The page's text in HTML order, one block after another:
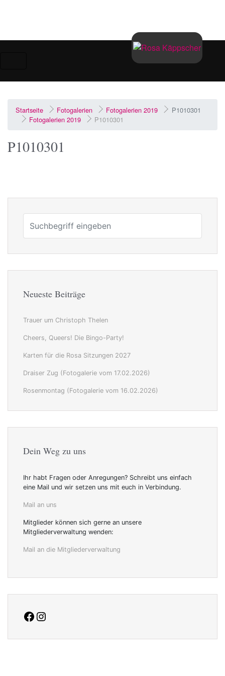
Startseite Fotogalerien Fotogalerien 2019
P1010301
Fotogalerien 2019
P1010301
P1010301
Neueste Beiträge
Trauer um Christoph Thelen
Cheers, Queers! Die Bingo-Party!
Karten für die Rosa Sitzungen 2027
Draiser Zug (Fotogalerie vom 17.02.2026)
Rosenmontag (Fotogalerie vom 16.02.2026)
Dein Weg zu uns
Ihr habt Fragen oder Anregungen? Schreibt uns einfach
eine Mail und wir setzen uns mit euch in Verbindung.
Mail an uns
Mitglieder können sich gerne an unsere
Mitgliederverwaltung wenden:
Mail an die Mitgliederverwaltung
facebookInstagram